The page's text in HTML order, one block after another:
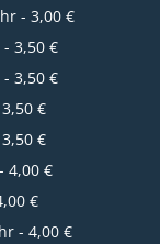
- 3,00 €
3,50 €
3,50 €
€
€
4,00 €
€
- 4,00 €